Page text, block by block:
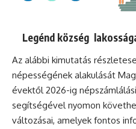
Legénd község
Az alábbi kimutatás
népességének alakulását
évektől 2026-ig
segítségével nyomon
változásai, amelyek fontos